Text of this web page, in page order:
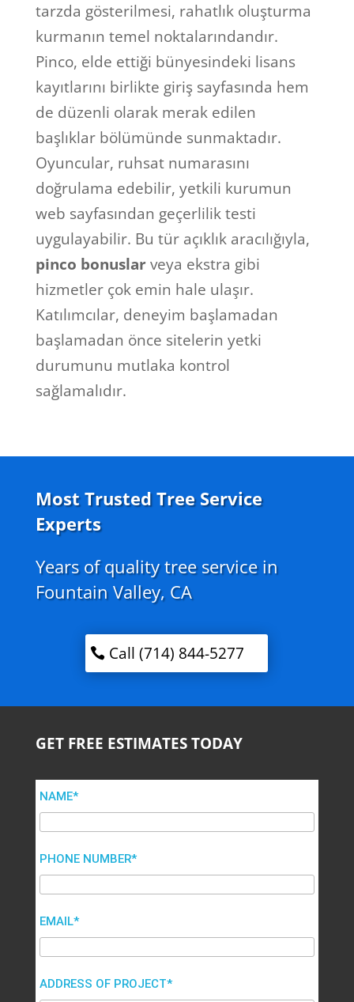
tarzda gösterilmesi, rahatlık oluşturma
kurmanın temel noktalarındandır.
Pinco, elde ettiği bünyesindeki lisans
kayıtlarını birlikte giriş sayfasında hem
de düzenli olarak merak edilen
başlıklar bölümünde sunmaktadır.
Oyuncular, ruhsat numarasını
doğrulama edebilir, yetkili kurumun
web sayfasından geçerlilik testi
uygulayabilir. Bu tür açıklık aracılığıyla,
pinco bonuslarveya ekstra gibi
hizmetler çok emin hale ulaşır.
Katılımcılar, deneyim başlamadan
başlamadan önce sitelerin yetki
durumunu mutlaka kontrol
sağlamalıdır.
Most Trusted Tree Service
Experts
Years of quality tree service in
Fountain Valley, CA
Call (714) 844-5277
GET FREE ESTIMATES TODAY
NAME*
PHONE NUMBER*
EMAIL*
ADDRESS OF PROJECT*